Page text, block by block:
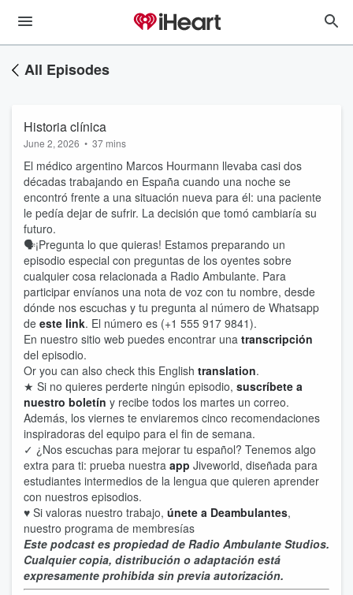
All Episodes
Historia clínica
June 2, 2026 • 37 mins
El médico argentino Marcos Hourmann llevaba casi dos
décadas trabajando en España cuando una noche se
encontró frente a una situación nueva para él: una paciente
le pedía dejar de sufrir. La decisión que tomó cambiaría su
futuro.
🗣️¡Pregunta lo que quieras! Estamos preparando un
episodio especial con preguntas de los oyentes sobre
cualquier cosa relacionada a Radio Ambulante. Para
participar envíanos una nota de voz con tu nombre, desde
dónde nos escuchas y tu pregunta al número de Whatsapp
de este link. El número es (+1 555 917 9841).
En nuestro sitio web puedes encontrar una transcripción
del episodio.
Or you can also check this English translation.
★ Si no quieres perderte ningún episodio, suscríbete a
nuestro boletín y recibe todos los martes un correo.
Además, los viernes te enviaremos cinco recomendaciones
inspiradoras del equipo para el fin de semana.
✓ ¿Nos escuchas para mejorar tu español? Tenemos algo
extra para ti: prueba nuestra app Jiveworld, diseñada para
estudiantes intermedios de la lengua que quieren aprender
con nuestros episodios.
♥ Si valoras nuestro trabajo, únete a Deambulantes,
nuestro programa de membresías
Este podcast es propiedad de Radio Ambulante Studios.
Cualquier copia, distribución o adaptación está
expresamente prohibida sin previa autorización.